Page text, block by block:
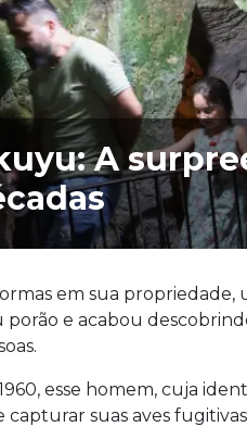
A
em sua
porão e acabou
esse homem, cuja
capturar suas aves